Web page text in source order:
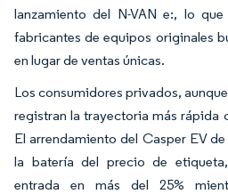
lanzamiento del N-VAN e:, lo
fabricantes de equipos originales
en lugar de ventas únicas.
Los consumidores privados,
registran la trayectoria más rápida
El arrendamiento del Casper EV
la batería del precio de
entrada en más del 25%